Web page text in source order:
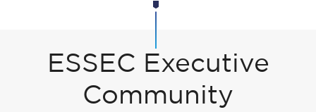
ESSEC Executive
Community